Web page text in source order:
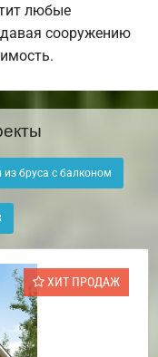
любые
сооружению
из бруса с балконом
ХИТ ПРОДАЖ